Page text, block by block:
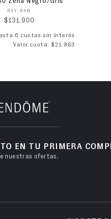
Proveedor:
RAY-BAN
Precio habitual
$131.900
6 cuotas sin interés
Valor cuota: $21.983
EN TU PRIMERA
nuestras ofertas.